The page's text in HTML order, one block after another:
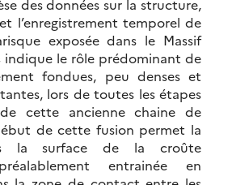
des données sur la structure,
l’enregistrement temporel de
exposée dans le Massif
indique le rôle prédominant de
fondues, peu denses et
lors de toutes les étapes
cette ancienne chaine de
de cette fusion permet la
la surface de la croûte
entrainée en